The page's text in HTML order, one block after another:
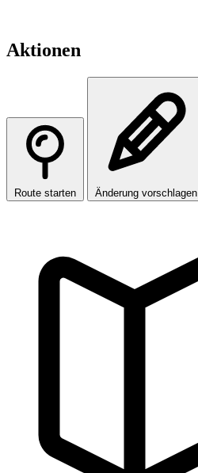
Aktionen
Route starten Änderung vorschlagen